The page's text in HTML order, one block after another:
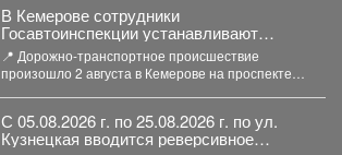
В Кемерове сотрудники
Госавтоинспекции устанавливают
обстоятельства ДТП, в котором
травмирован человек
📍 Дорожно-транспортное происшествие
произошло 2 августа в Кемерове на проспекте
С 05.08.2026 г. по 25.08.2026 г. по ул.
Кузнецкая вводится реверсивное